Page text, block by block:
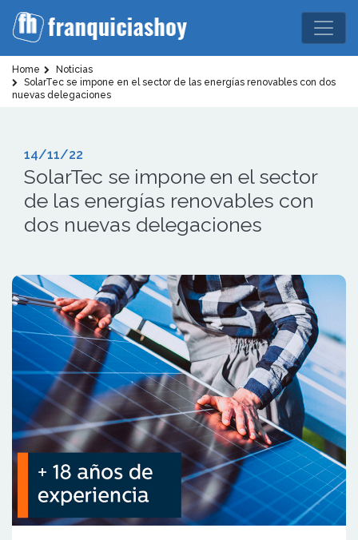
Home
Noticias
SolarTec se impone en el sector de las energías renovables con dos
nuevas delegaciones
14/11/22
SolarTec se impone en el sector
de las energías renovables con
dos nuevas delegaciones